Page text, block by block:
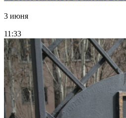
3 июня
11:33